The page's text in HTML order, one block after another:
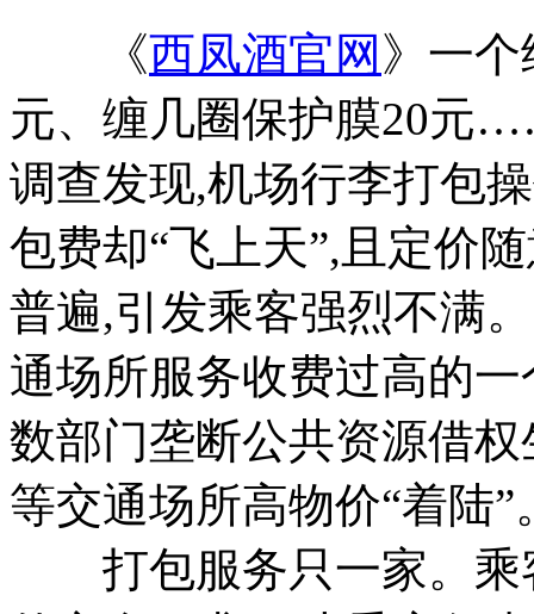
《西凤酒官网 》一
元、缠几圈保护膜20元
调查发现,机场行李打包
包费却“飞上天”,且定价
普遍,引发乘客强烈不满
通场所服务收费过高的
数部门垄断公共资源借
等交通场所高物价“着陆”
打包服务只一家。乘